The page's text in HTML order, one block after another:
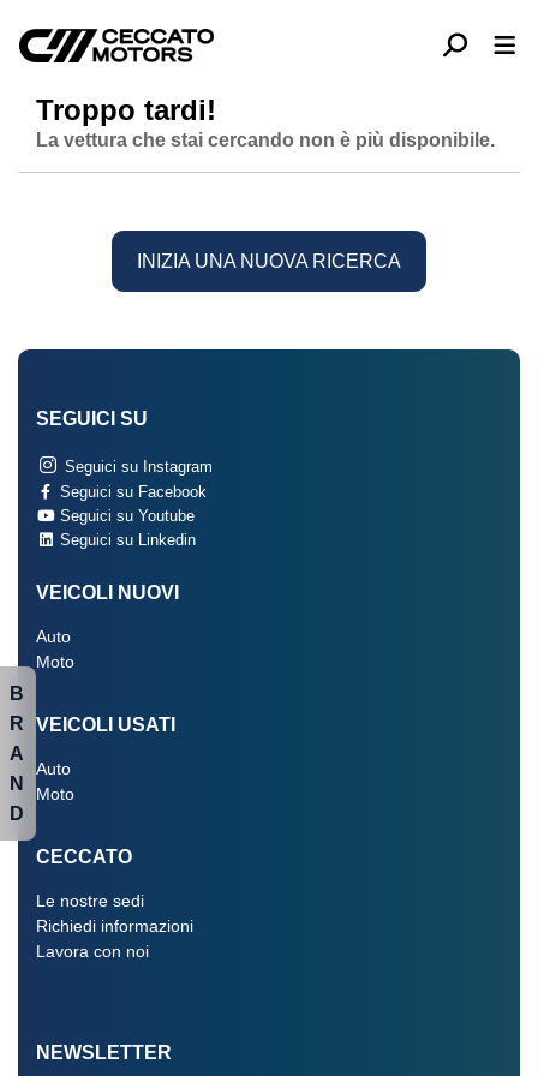
Troppo tardi!
La vettura che stai cercando non è più disponibile.
INIZIA UNA NUOVA RICERCA
SEGUICI SU
Seguici su Instagram
Seguici su Facebook
Seguici su Youtube
Seguici su Linkedin
VEICOLI NUOVI
Auto
Moto
VEICOLI USATI
Auto
Moto
CECCATO
Le nostre sedi
Richiedi informazioni
Lavora con noi
NEWSLETTER
B
R
A
N
D